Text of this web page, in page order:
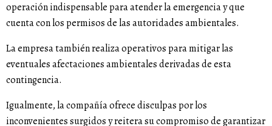
operación indispensable para atender la emergencia y que
cuenta con los permisos de las autoridades ambientales.
La empresa también realiza operativos para mitigar las
eventuales afectaciones ambientales derivadas de esta
contingencia.
Igualmente, la compañía ofrece disculpas por los
inconvenientes surgidos y reitera su compromiso de garantizar